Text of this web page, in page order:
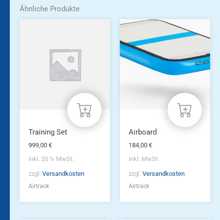
Ähnliche Produkte
Training Set
999,00 €
inkl. 20 % MwSt.
zzgl. Versandkosten
Airtrack
Dieses
weist
mehrere
Varianten
Produktseite
gewählt
werden
Airboard
184,00 €
inkl. MwSt.
zzgl. Versandkosten
Airtrack